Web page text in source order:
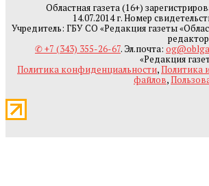
Областная газета (16+)
14.07.2014 г. Номер
Учредитель: ГБУ СО «Редакция газеты
✆ +7 (343) 355-26-67. Эл.почта:
«Редакция
Политика конфиденциальности,Политика
файлов,